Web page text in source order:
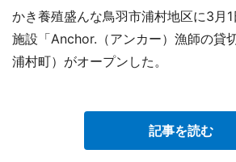
かき養殖盛んな鳥羽市浦村地区に3月
施設「Anchor.（アンカー）漁師の貸
浦村町）がオープンした。
記事を読む